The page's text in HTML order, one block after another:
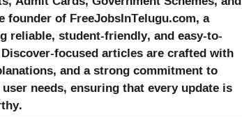
founder of FreeJobsInTelugu.com, a
reliable, student-friendly, and easy-to-
focused articles are crafted with
and a strong commitment to
needs, ensuring that every update is